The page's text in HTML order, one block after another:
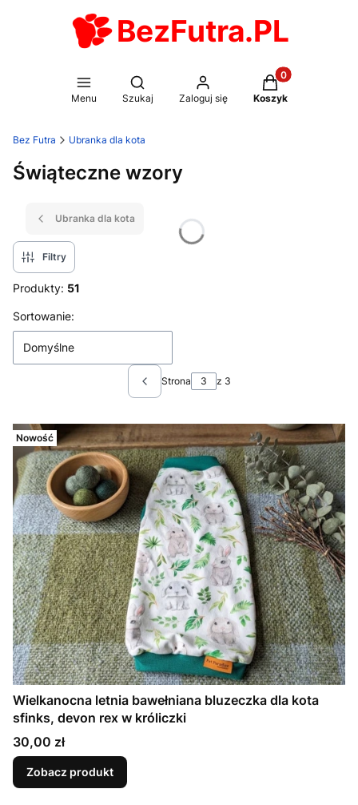
BezFutra.PL
Menu
Otwórz wyszukiwarkę
Szukaj Zaloguj się
Produkty w
Koszyk
Bez Futra Ubranka dla kota
Świąteczne wzory
Ubranka dla kota
Filtry
Produkty: 51
Lista produktów
Sortowanie:
Domyślne
Poprzednie produkty
Strona z 3
Nowość
Wielkanocna letnia bawełniana bluzeczka dla kota
sfinks, devon rex w króliczki
Cena
30,00 zł
Zobacz produkt